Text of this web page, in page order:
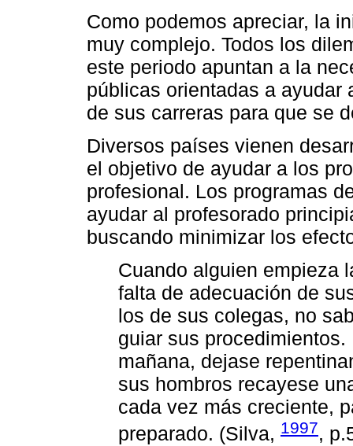
Como podemos apreciar, la
muy complejo. Todos los
este periodo apuntan a la
públicas orientadas a ayudar
de sus carreras para que se
Diversos países vienen
el objetivo de ayudar a los
profesional. Los programas
ayudar al profesorado
buscando minimizar los
Cuando alguien empieza
falta de adecuación de
los de sus colegas, no
guiar sus
mañana, dejase
sus hombros recayese
cada vez más creciente,
preparado. (Silva, 1997,